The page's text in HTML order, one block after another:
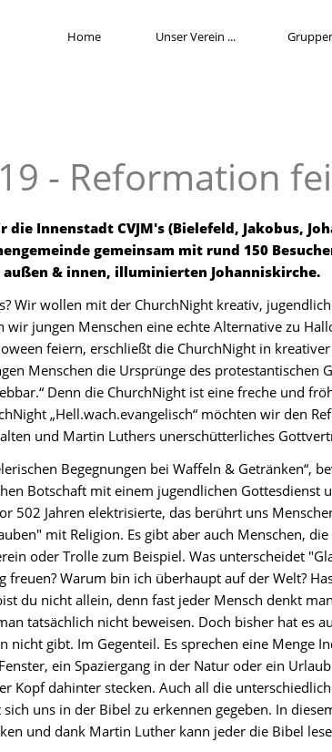
Home Unser Verein
- Reformation
Innenstadt CVJM's (Bielefeld, Jakobus,
gemeinsam mit rund 150
& innen, illuminierten Johanniskirche.
Wir wollen mit der ChurchNight kreativ,
jungen Menschen eine echte Alternative zu
feiern, erschließt die ChurchNight in kreativer
Menschen die Ursprünge des protestantischen
Denn die ChurchNight ist eine freche und
„Hell.wach.evangelisch“ möchten wir den
und Martin Luthers unerschütterliches
Begegnungen bei Waffeln & Getränken“,
Botschaft mit einem jugendlichen Gottesdienst
502 Jahren elektrisierte, das berührt uns
mit Religion. Es gibt aber auch Menschen, die
oder Trolle zum Beispiel. Was unterscheidet
freuen? Warum bin ich überhaupt auf der Welt?
du nicht allein, denn fast jeder Mensch denkt
tatsächlich nicht beweisen. Doch bisher hat es
nicht gibt. Im Gegenteil. Es sprechen eine Menge
ein Spaziergang in der Natur oder ein
Kopf dahinter stecken. Auch all die
uns in der Bibel zu erkennen gegeben. In
und dank Martin Luther kann jeder die Bibel